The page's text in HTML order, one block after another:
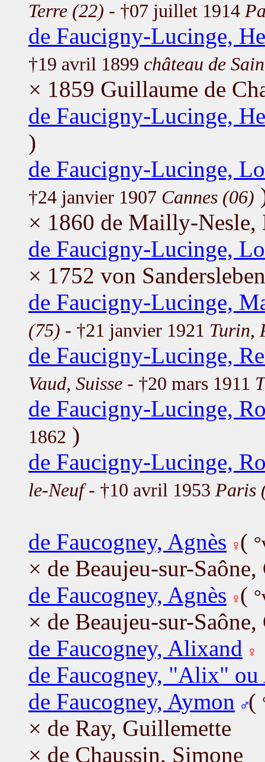
Terre (22) - †07 juillet 1914
de Faucigny-Lucinge,
†19 avril 1899 château de
× 1859 Guillaume de
de Faucigny-Lucinge,
)
de Faucigny-Lucinge,
†24 janvier 1907 Cannes (06)
× 1860 de Mailly-Nesle,
de Faucigny-Lucinge,
× 1752 von
de Faucigny-Lucinge,
(75) - †21 janvier 1921 Turin,
de Faucigny-Lucinge,
Vaud, Suisse - †20 mars 1911
de Faucigny-Lucinge,
1862 )
de Faucigny-Lucinge,
le-Neuf- †10 avril 1953 Paris
de Faucogney, Agnès (
× de Beaujeu-sur-
de Faucogney, Agnès (
× de Beaujeu-sur-
de Faucogney, Alixand
de Faucogney, "Alix" ou
de Faucogney, Aymon
(
× de Ray, Guillemette
× de Chaussin, Simone